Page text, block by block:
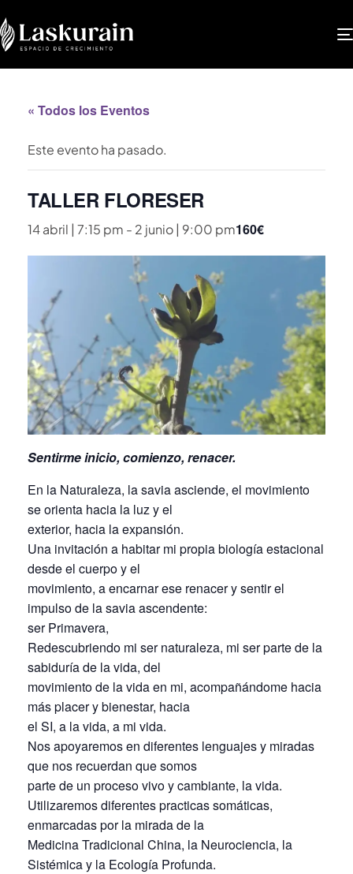
« Todos los Eventos
Este evento ha pasado.
TALLER FLORESER
14 abril | 7:15 pm - 2 junio | 9:00 pm160€
Sentirme inicio, comienzo, renacer.
En la Naturaleza, la savia asciende, el movimiento
se orienta hacia la luz y el
exterior, hacia la expansión.
Una invitación a habitar mi propia biología estacional
desde el cuerpo y el
movimiento, a encarnar ese renacer y sentir el
impulso de la savia ascendente:
ser Primavera,
Redescubriendo mi ser naturaleza, mi ser parte de la
sabiduría de la vida, del
movimiento de la vida en mi, acompañándome hacia
más placer y bienestar, hacia
el SI, a la vida, a mi vida.
Nos apoyaremos en diferentes lenguajes y miradas
que nos recuerdan que somos
parte de un proceso vivo y cambiante, la vida.
Utilizaremos diferentes practicas somáticas,
enmarcadas por la mirada de la
Medicina Tradicional China, la Neurociencia, la
Sistémica y la Ecología Profunda.